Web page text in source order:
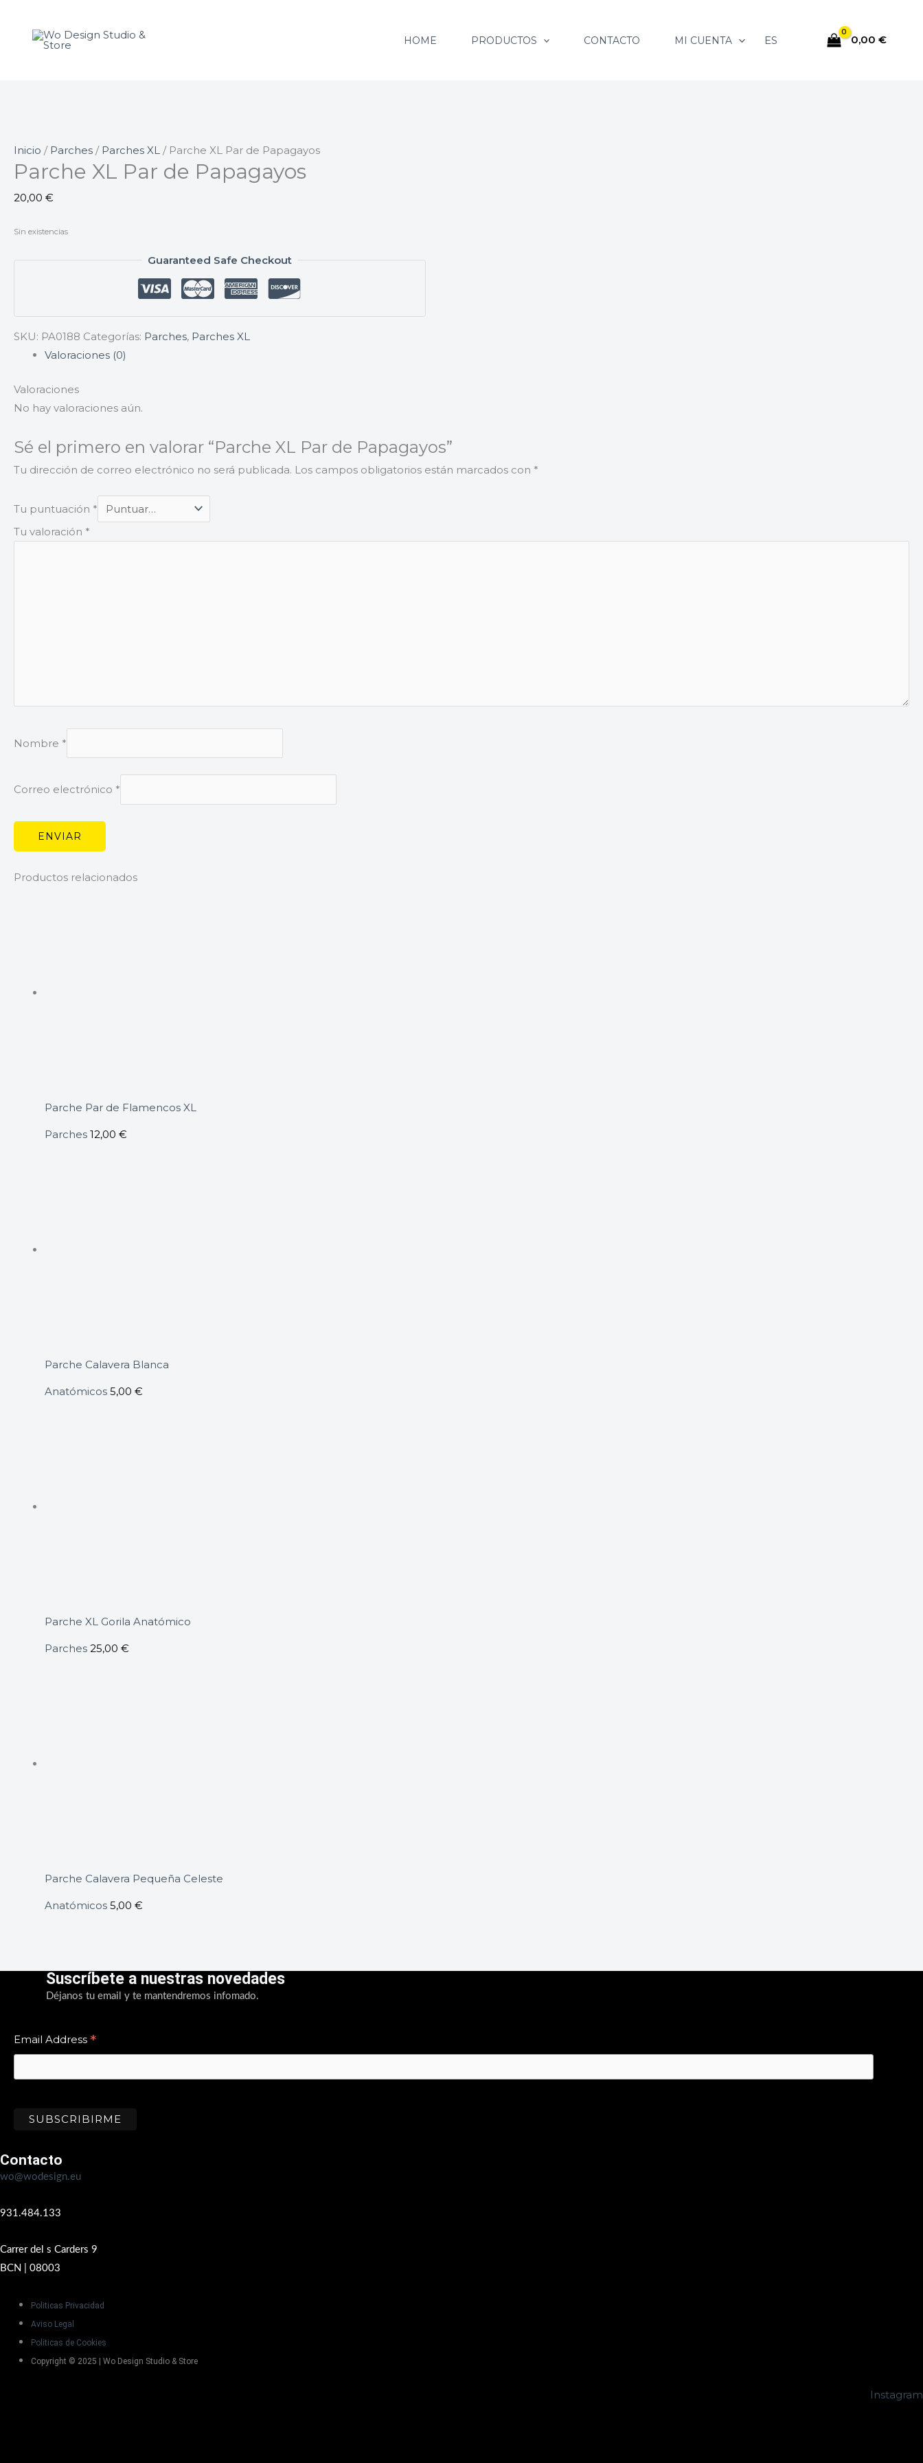
contenido
HOME PRODUCTOS CONTACTO MI CUENTA ES 0,00€
Inicio / Parches / Parches XL / Parche XL Par de Papagayos
Parche XL Par de Papagayos
20,00 €
Sin existencias
Guaranteed Safe Checkout
SKU: PA0188 Categorías: Parches, Parches XL
Valoraciones (0)
Valoraciones
No hay valoraciones aún.
Sé el primero en valorar “Parche XL Par de Papagayos”
Tu dirección de correo electrónico no será publicada. Los campos obligatorios están marcados con *
Tu puntuación *
Tu valoración *
Nombre *
Correo electrónico *
Productos relacionados
Parche Par de Flamencos XL
Parches 12,00 €
Parche Calavera Blanca
Anatómicos 5,00 €
Parche XL Gorila Anatómico
Parches 25,00 €
Parche Calavera Pequeña Celeste
Anatómicos 5,00 €
Suscríbete a nuestras novedades
Déjanos tu email y te mantendremos infomado.
Email Address *
Contacto
wo@wodesign.eu
931.484.133
Carrer del s Carders 9
BCN | 08003
Politicas Privacidad
Aviso Legal
Politicas de Cookies
Copyright © 2025 | Wo Design Studio & Store
Instagram